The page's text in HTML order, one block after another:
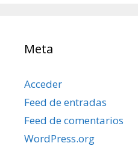
Meta
Acceder
Feed de entradas
Feed de comentarios
WordPress.org